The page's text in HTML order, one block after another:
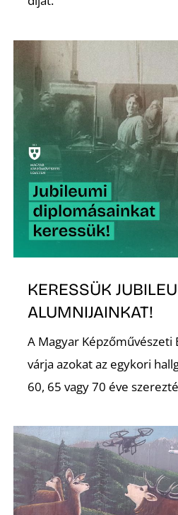
KERESSÜK
ALUMNIJAINKAT!
A Magyar
várja azokat az egykori
60, 65 vagy 70 éve